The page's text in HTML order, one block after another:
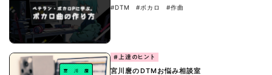
#DTM #ボカロ #作曲
#上達のヒント
宮川麿のDTMお悩み相談室